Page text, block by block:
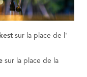
sur la place de l'
sur la place de la